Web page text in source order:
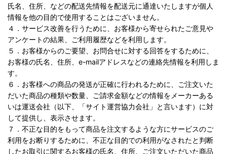
氏名、住所、などの配送先情報を配送元に通達いたしますが個人
情報を他の目的で使用することはございません。
４．サービス改善を行うために、お客様から寄せられたご意見や
アンケートの結果、ご利用履歴などを利用します。
５．お客様からのご要望、お問合せに対する回答をするために、
お客様の氏名、住所、e-mailアドレスなどの連絡先情報を利用しま
す。
６．お客様への商品の発送が正確に行われるために、ご注文いた
だいた商品の種類や数量、ご請求金額などの情報をメーカーある
いは運送会社（以下、「サイト運営協力会社」と言います）に対
して提供し、表示させます。
７．不正な目的をもって商品を注文するような方にサービスのご
利用をお断りするために、不正な目的での利用がなされたと判断
したお取引に関するお客様の氏名、住所、ご注文いただいた商品